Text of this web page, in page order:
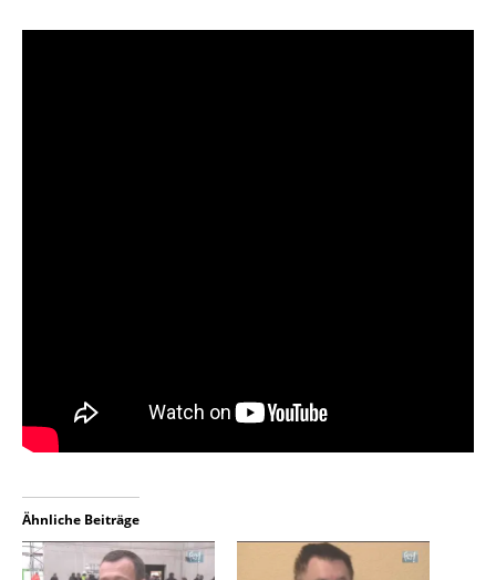
Ähnliche Beiträge